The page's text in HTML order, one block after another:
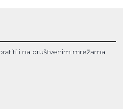
i na društvenim mrežama